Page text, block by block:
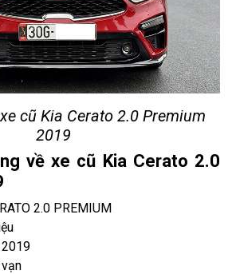
cũ Kia Cerato 2.0 Premium
2019
về xe cũ Kia Cerato 2.0
2.0 PREMIUM
2019